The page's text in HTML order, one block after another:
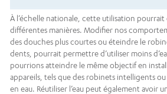
À l’échelle nationale, cette utilisation
différentes manières. Modifier nos
des douches plus courtes ou éteindre le
dents, pourrait permettre d’utiliser moins
pourrions atteindre le même objectif en
appareils, tels que des robinets intelligents
en eau. Réutiliser l’eau peut également avoir